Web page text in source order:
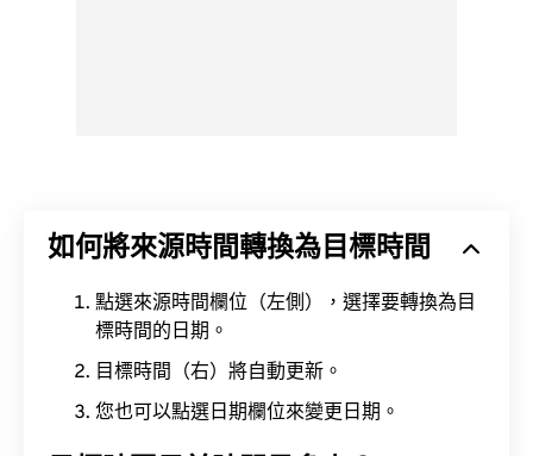
如何將來源時間轉換為目標時間
點選來源時間欄位（左側），選擇要轉換為目
標時間的日期。
目標時間（右）將自動更新。
您也可以點選日期欄位來變更日期。